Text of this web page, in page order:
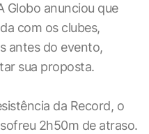
Globo anunciou que
com os clubes,
antes do evento,
sua proposta.
da Record, o
2h50m de atraso.